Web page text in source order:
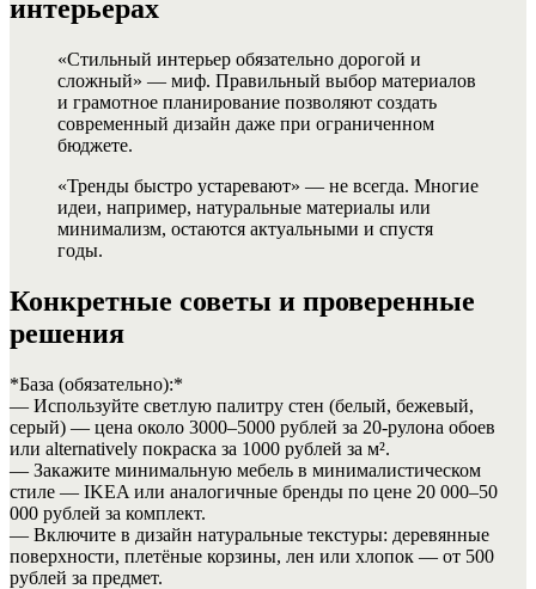
интерьерах
«Стильный интерьер обязательно дорогой и
сложный» — миф. Правильный выбор материалов
и грамотное планирование позволяют создать
современный дизайн даже при ограниченном
бюджете.
«Тренды быстро устаревают» — не всегда. Многие
идеи, например, натуральные материалы или
минимализм, остаются актуальными и спустя
годы.
Конкретные советы и проверенные
решения
*База (обязательно):*
— Используйте светлую палитру стен (белый, бежевый,
серый) — цена около 3000–5000 рублей за 20-рулона обоев
или alternatively покраска за 1000 рублей за м².
— Закажите минимальную мебель в минималистическом
стиле — IKEA или аналогичные бренды по цене 20 000–50
000 рублей за комплект.
— Включите в дизайн натуральные текстуры: деревянные
поверхности, плетёные корзины, лен или хлопок — от 500
рублей за предмет.